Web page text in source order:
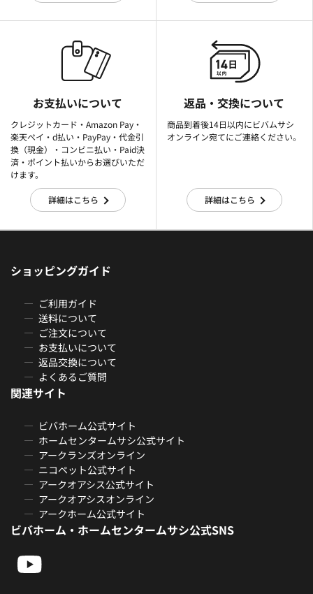
お支払いについて
クレジットカード・Amazon Pay・
楽天ぺイ・d払い・PayPay・代金引
換（現金）・コンビニ払い・Paid決
済・ポイント払いからお選びいただ
けます。
詳細はこちら
返品・交換について
商品到着後14日以内にビバムサシ
オンライン宛てにご連絡ください。
詳細はこちら
ショッピングガイド
ご利用ガイド
送料について
ご注文について
お支払いについて
返品交換について
よくあるご質問
関連サイト
ビバホーム公式サイト
ホームセンタームサシ公式サイト
アークランズオンライン
ニコペット公式サイト
アークオアシス公式サイト
アークオアシスオンライン
アークホーム公式サイト
ビバホーム・ホームセンタームサシ公式SNS